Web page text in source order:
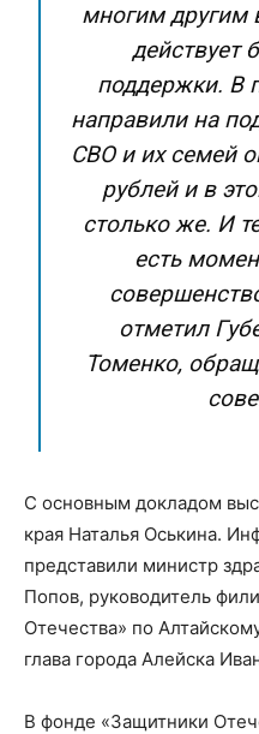
многим другим
действует
поддержки. В
направили на
СВО и их семей
рублей и в
столько же. И
есть
отметил
Томенко,
С основным докладом
края Наталья Оськина.
представили министр
Попов, руководитель
Отечества» по
глава города Алейска
В фонде «Защитники